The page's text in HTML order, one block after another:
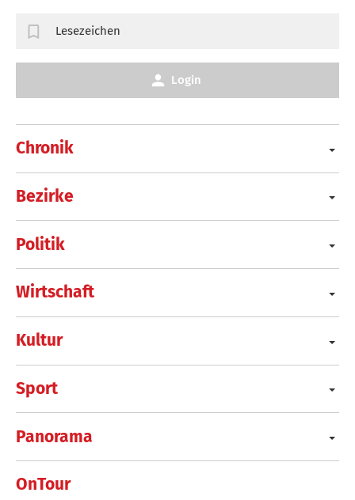
Chronik
Bezirke
Politik
Wirtschaft
Kultur
Sport
Panorama
OnTour
Lesezeichen
Login